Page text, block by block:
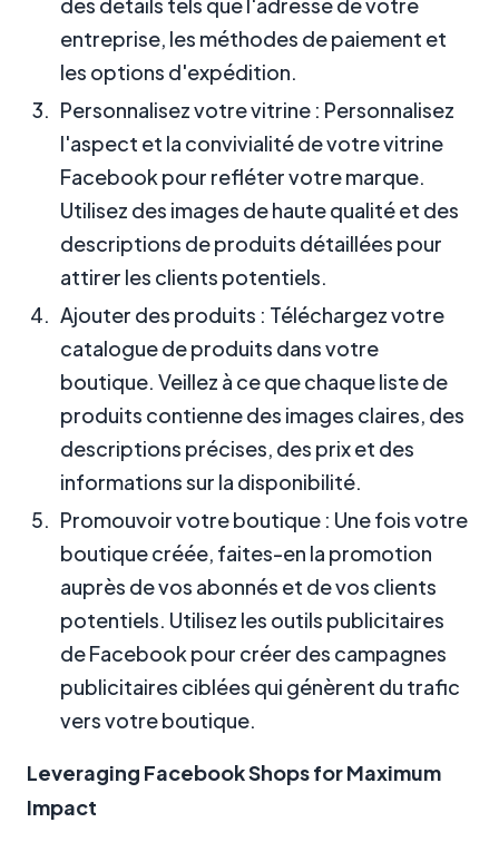
entreprise, les méthodes de paiement et
les options d'expédition.
Personnalisez votre vitrine : Personnalisez
l'aspect et la convivialité de votre vitrine
Facebook pour refléter votre marque.
Utilisez des images de haute qualité et des
descriptions de produits détaillées pour
attirer les clients potentiels.
Ajouter des produits : Téléchargez votre
catalogue de produits dans votre
boutique. Veillez à ce que chaque liste de
produits contienne des images claires, des
descriptions précises, des prix et des
informations sur la disponibilité.
Promouvoir votre boutique : Une fois votre
boutique créée, faites-en la promotion
auprès de vos abonnés et de vos clients
potentiels. Utilisez les outils publicitaires
de Facebook pour créer des campagnes
publicitaires ciblées qui génèrent du trafic
vers votre boutique.
Leveraging Facebook Shops for Maximum
Impact